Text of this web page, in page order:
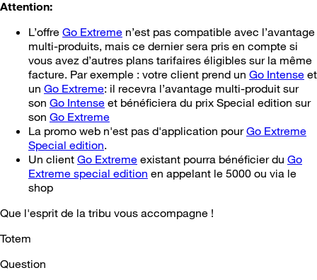
Attention:
L’offre Go Extreme n’est pas compatible avec l’avantage
multi-produits, mais ce dernier sera pris en compte si
vous avez d’autres plans tarifaires éligibles sur la même
facture. Par exemple : votre client prend un Go Intense et
un Go Extreme: il recevra l’avantage multi-produit sur
son Go Intense et bénéficiera du prix Special edition sur
son Go Extreme
La promo web n'est pas d'application pourGo Extreme
Special edition.
Un client Go Extreme existant pourra bénéficier du Go
Extreme special edition en appelant le 5000 ou via le
shop
Que l'esprit de la tribu vous accompagne !
Totem
Question